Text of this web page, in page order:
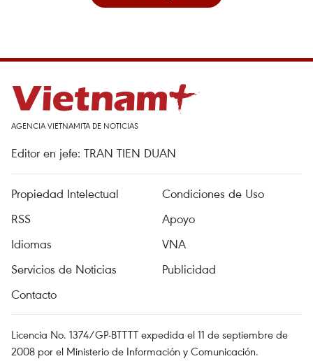
AGENCIA VIETNAMITA DE NOTICIAS
Editor en jefe: TRAN TIEN DUAN
Propiedad Intelectual
Condiciones de Uso
RSS
Apoyo
Idiomas
VNA
Servicios de Noticias
Publicidad
Contacto
Licencia No. 1374/GP-BTTTT expedida el 11 de septiembre de
2008 por el Ministerio de Información y Comunicación.